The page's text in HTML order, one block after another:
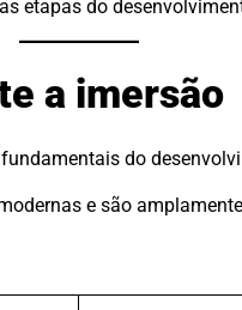
etapas do
a imersão
do
e são